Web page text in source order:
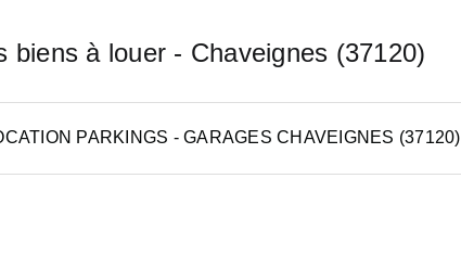
biens à louer - Chaveignes (37120)
PARKINGS - GARAGES CHAVEIGNES (37120)